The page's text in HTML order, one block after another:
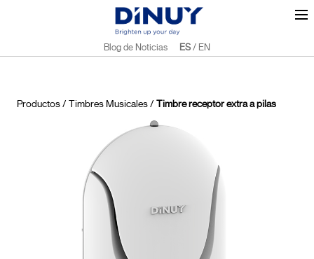
Blog de Noticias ES/ EN
Productos/ Timbres Musicales/ Timbre receptor extra a pilas